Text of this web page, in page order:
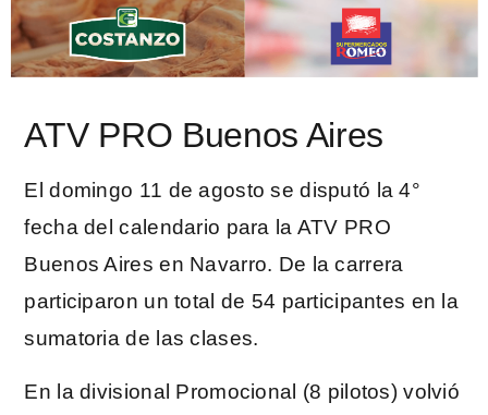
ATV PRO Buenos Aires
El domingo 11 de agosto se disputó la 4°
fecha del calendario para la ATV PRO
Buenos Aires en Navarro. De la carrera
participaron un total de 54 participantes en la
sumatoria de las clases.
En la divisional Promocional (8 pilotos) volvió